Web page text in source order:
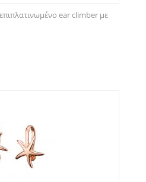
ear climber με